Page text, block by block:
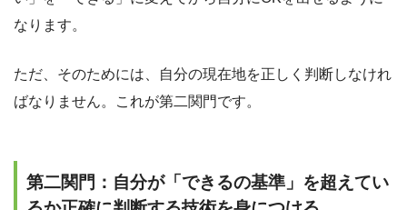
なります。
ただ、そのためには、自分の現在地を正しく判断しなけれ
ばなりません。これが第二関門です。
第二関門：自分が「できるの基準」を超えてい